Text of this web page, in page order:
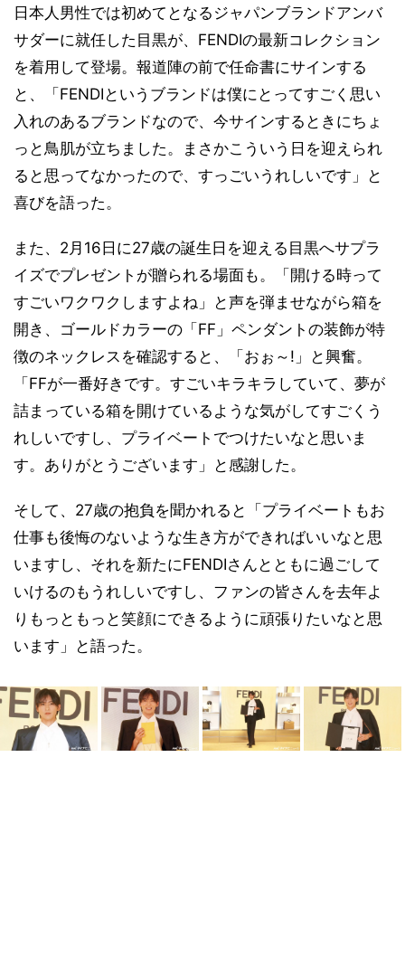
日本人男性では初めてとなるジャパンブランドアンバ
サダーに就任した目黒が、FENDIの最新コレクション
を着用して登場。報道陣の前で任命書にサインする
と、「FENDIというブランドは僕にとってすごく思い
入れのあるブランドなので、今サインするときにちょ
っと鳥肌が立ちました。まさかこういう日を迎えられ
ると思ってなかったので、すっごいうれしいです」と
喜びを語った。
また、2月16日に27歳の誕生日を迎える目黒へサプラ
イズでプレゼントが贈られる場面も。「開ける時って
すごいワクワクしますよね」と声を弾ませながら箱を
開き、ゴールドカラーの「FF」ペンダントの装飾が特
徴のネックレスを確認すると、「おぉ～!」と興奮。
「FFが一番好きです。すごいキラキラしていて、夢が
詰まっている箱を開けているような気がしてすごくう
れしいですし、プライベートでつけたいなと思いま
す。ありがとうございます」と感謝した。
そして、27歳の抱負を聞かれると「プライベートもお
仕事も後悔のないような生き方ができればいいなと思
いますし、それを新たにFENDIさんとともに過ごして
いけるのもうれしいですし、ファンの皆さんを去年よ
りもっともっと笑顔にできるように頑張りたいなと思
います」と語った。